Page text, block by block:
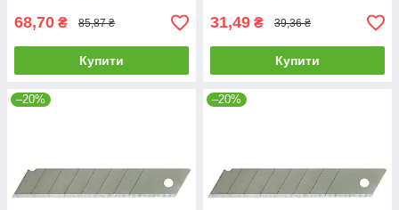
68,70 ₴ 85,87 ₴
Купити
31,49 ₴ 39,36 ₴
Купити
–20% –20%